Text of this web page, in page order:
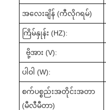
အလေးချိန် (ကီလိုဂရမ်)
ကြိမ်နှုန်း (HZ):
ဗို့အား (V):
ပါဝါ (W):
စက်ပစ္စည်းအတိုင်းအတာ
(မီလီမီတာ)